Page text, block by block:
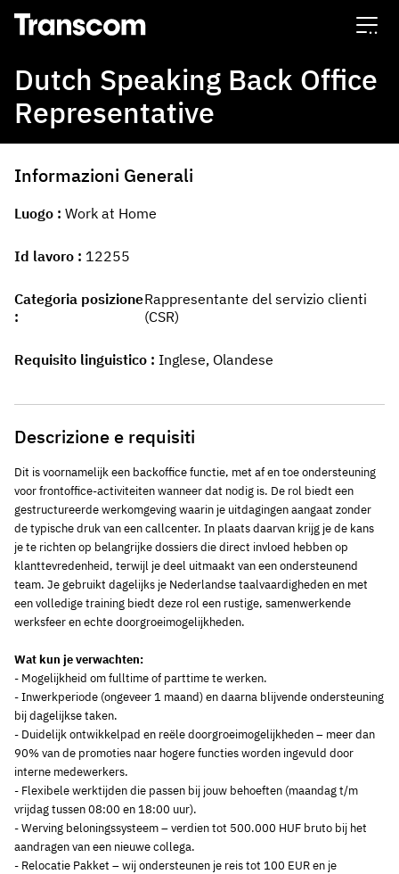
Transcom
Dutch Speaking Back Office
Representative
Informazioni Generali
Luogo Work at Home
Id lavoro 12255
Categoria posizioneRappresentante del servizio clienti
(CSR)
Requisito linguistico Inglese, Olandese
Descrizione e requisiti
Dit is voornamelijk een backoffice functie, met af en toe ondersteuning
voor frontoffice-activiteiten wanneer dat nodig is. De rol biedt een
gestructureerde werkomgeving waarin je uitdagingen aangaat zonder
de typische druk van een callcenter. In plaats daarvan krijg je de kans
je te richten op belangrijke dossiers die direct invloed hebben op
klanttevredenheid, terwijl je deel uitmaakt van een ondersteunend
team. Je gebruikt dagelijks je Nederlandse taalvaardigheden en met
een volledige training biedt deze rol een rustige, samenwerkende
werksfeer en echte doorgroeimogelijkheden.
Wat kun je verwachten:
- Mogelijkheid om fulltime of parttime te werken.
- Inwerkperiode (ongeveer 1 maand) en daarna blijvende ondersteuning
bij dagelijkse taken.
- Duidelijk ontwikkelpad en reële doorgroeimogelijkheden – meer dan
90% van de promoties naar hogere functies worden ingevuld door
interne medewerkers.
- Flexibele werktijden die passen bij jouw behoeften (maandag t/m
vrijdag tussen 08:00 en 18:00 uur).
- Werving beloningssysteem – verdien tot 500.000 HUF bruto bij het
aandragen van een nieuwe collega.
- Relocatie Pakket – wij ondersteunen je reis tot 100 EUR en je